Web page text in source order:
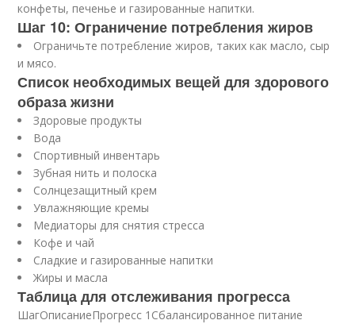
конфеты, печенье и газированные напитки.
Шаг 10: Ограничение потребления жиров
Ограничьте потребление жиров, таких как масло, сыр
и мясо.
Список необходимых вещей для здорового
образа жизни
Здоровые продукты
Вода
Спортивный инвентарь
Зубная нить и полоска
Солнцезащитный крем
Увлажняющие кремы
Медиаторы для снятия стресса
Кофе и чай
Сладкие и газированные напитки
Жиры и масла
Таблица для отслеживания прогресса
ШагОписаниеПрогресс 1Сбалансированное питание